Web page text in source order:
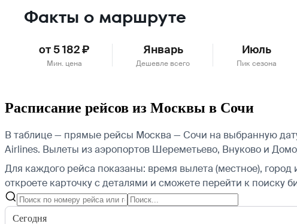
Факты о маршруте
от 5 182 ₽
Мин. цена
Январь
Дешевле всего
Июль
Пик сезона
Расписание рейсов из Москвы в Сочи
В таблице — прямые рейсы Москва — Сочи на выбранную
Airlines. Вылеты из аэропортов Шереметьево, Внуково и
Для каждого рейса показаны: время вылета (местное),
откроете карточку с деталями и сможете перейти к поиску
Сегодня